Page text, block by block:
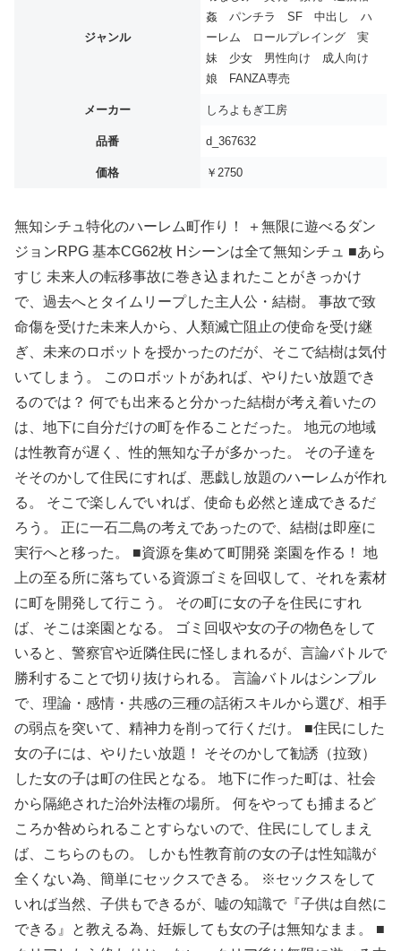
ジャンル
姦 パンチラ SF 中出し ハ
ーレム ロールプレイング 実
妹 少女 男性向け 成人向け
娘 FANZA専売
メーカー しろよもぎ工房
品番 d_367632
価格 ￥2750
無知シチュ特化のハーレム町作り！ ＋無限に遊べるダン
ジョンRPG 基本CG62枚 Hシーンは全て無知シチュ ■あら
すじ 未来人の転移事故に巻き込まれたことがきっかけ
で、過去へとタイムリープした主人公・結樹。 事故で致
命傷を受けた未来人から、人類滅亡阻止の使命を受け継
ぎ、未来のロボットを授かったのだが、そこで結樹は気付
いてしまう。 このロボットがあれば、やりたい放題でき
るのでは？ 何でも出来ると分かった結樹が考え着いたの
は、地下に自分だけの町を作ることだった。 地元の地域
は性教育が遅く、性的無知な子が多かった。 その子達を
そそのかして住民にすれば、悪戯し放題のハーレムが作れ
る。 そこで楽しんでいれば、使命も必然と達成できるだ
ろう。 正に一石二鳥の考えであったので、結樹は即座に
実行へと移った。 ■資源を集めて町開発 楽園を作る！ 地
上の至る所に落ちている資源ゴミを回収して、それを素材
に町を開発して行こう。 その町に女の子を住民にすれ
ば、そこは楽園となる。 ゴミ回収や女の子の物色をして
いると、警察官や近隣住民に怪しまれるが、言論バトルで
勝利することで切り抜けられる。 言論バトルはシンプル
で、理論・感情・共感の三種の話術スキルから選び、相手
の弱点を突いて、精神力を削って行くだけ。 ■住民にした
女の子には、やりたい放題！ そそのかして勧誘（拉致）
した女の子は町の住民となる。 地下に作った町は、社会
から隔絶された治外法権の場所。 何をやっても捕まるど
ころか咎められることすらないので、住民にしてしまえ
ば、こちらのもの。 しかも性教育前の女の子は性知識が
全くない為、簡単にセックスできる。 ※セックスをして
いれば当然、子供もできるが、嘘の知識で『子供は自然に
できる』と教える為、妊娠しても女の子は無知なまま。 ■